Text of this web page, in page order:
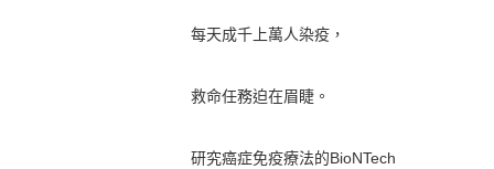
每天成千上萬人染疫，
救命任務迫在眉睫。
研究癌症免疫療法的BioNTech